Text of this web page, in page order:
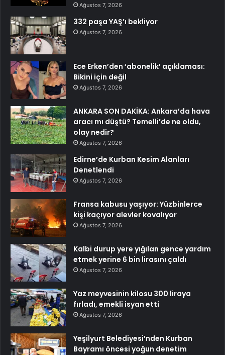
Ağustos 7, 2026
332 paşa YAŞ’ı bekliyor
Ağustos 7, 2026
Ece Erken’den ‘abonelik’ açıklaması:
Bikini için değil
Ağustos 7, 2026
ANKARA SON DAKİKA: Ankara’da hava
aracı mı düştü? Temelli’de ne oldu,
olay nedir?
Ağustos 7, 2026
Edirne’de Kurban Kesim Alanları
Denetlendi
Ağustos 7, 2026
Fransa kabusu yaşıyor: Yüzbinlerce
kişi kaçıyor alevler kovalıyor
Ağustos 7, 2026
Kalbi durup yere yığılan gence yardım
etmek yerine 6 bin lirasını çaldı
Ağustos 7, 2026
Yaz meyvesinin kilosu 300 liraya
fırladı, emekli isyan etti
Ağustos 7, 2026
Yeşilyurt Belediyesi’nden Kurban
Bayramı öncesi yoğun denetim